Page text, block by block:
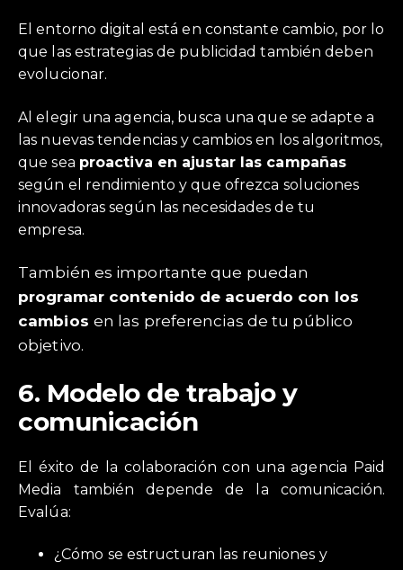
El entorno digital está en constante cambio, por lo
que las estrategias de publicidad también deben
evolucionar.
Al elegir una agencia, busca una que se adapte a
las nuevas tendencias y cambios en los algoritmos,
que sea proactiva en ajustar las campañas
según el rendimiento y que ofrezca soluciones
innovadoras según las necesidades de tu
empresa.
También es importante que puedan
programar contenido de acuerdo con los
cambios en las preferencias de tu público
objetivo.
6. Modelo de trabajo y
comunicación
El éxito de la colaboración con una agencia Paid
Media también depende de la comunicación.
Evalúa:
¿Cómo se estructuran las reuniones y